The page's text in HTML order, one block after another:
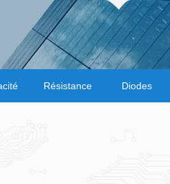
Résistance Diodes